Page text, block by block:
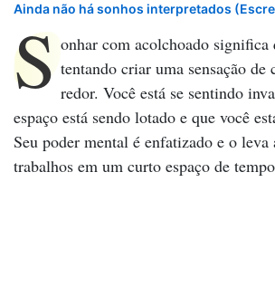
Ainda não há sonhos interpretados
S onhar com acolchoado significa
tentando criar uma sensação de
redor. Você está se sentindo
espaço está sendo lotado e que você
Seu poder mental é enfatizado e o
trabalhos em um curto espaço de